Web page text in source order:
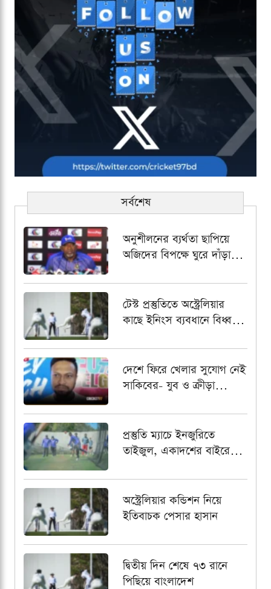
সর্বশেষ
অনুশীলনের ব্যর্থতা ছাপিয়ে
অজিদের বিপক্ষে ঘুরে দাঁড়াতে
টেস্ট প্রস্তুতিতে অস্ট্রেলিয়ার
কাছে ইনিংস ব্যবধানে বিধ্বস্ত
দেশে ফিরে খেলার সুযোগ নেই
সাকিবের- যুব ও ক্রীড়া
প্রস্তুতি ম্যাচে ইনজুরিতে
তাইজুল, একাদশের বাইরে
অস্ট্রেলিয়ার কন্ডিশন নিয়ে
ইতিবাচক পেসার হাসান
দ্বিতীয় দিন শেষে ৭৩ রানে
পিছিয়ে বাংলাদেশ